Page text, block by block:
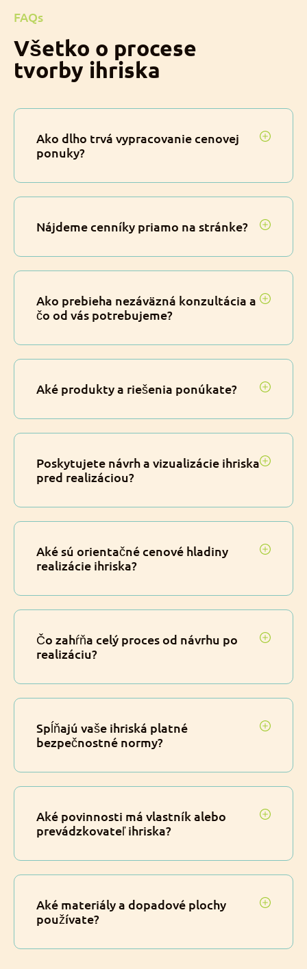
FAQs
Všetko o procese
tvorby ihriska
Ako dlho trvá vypracovanie cenovej
ponuky?
Nájdeme cenníky priamo na stránke?
Ako prebieha nezáväzná konzultácia a
čo od vás potrebujeme?
Aké produkty a riešenia ponúkate?
Poskytujete návrh a vizualizácie ihriska
pred realizáciou?
Aké sú orientačné cenové hladiny
realizácie ihriska?
Čo zahŕňa celý proces od návrhu po
realizáciu?
Spĺňajú vaše ihriská platné
bezpečnostné normy?
Aké povinnosti má vlastník alebo
prevádzkovateľ ihriska?
Aké materiály a dopadové plochy
používate?